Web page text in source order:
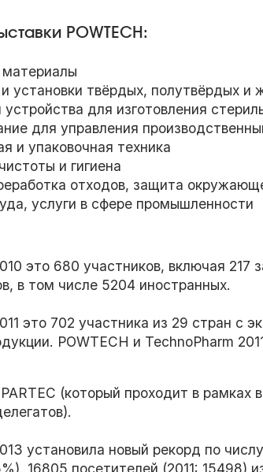
POWTECH:
установки твёрдых, полутвёрдых и
устройства для изготовления
для управления
и упаковочная техника
и гигиена
отходов, защита
услуги в сфере промышленности
это 680 участников, включая 217
в том числе 5204 иностранных.
это 702 участника из 29 стран с
POWTECH и TechnoPharm
(который проходит в рамках
установила новый рекорд по
16805 посетителей (2011: 15498)